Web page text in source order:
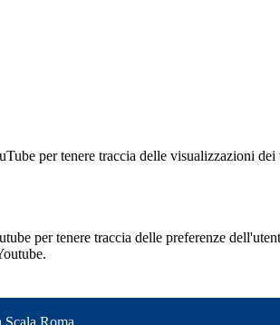
per tenere traccia delle visualizzazioni
per tenere traccia delle preferenze